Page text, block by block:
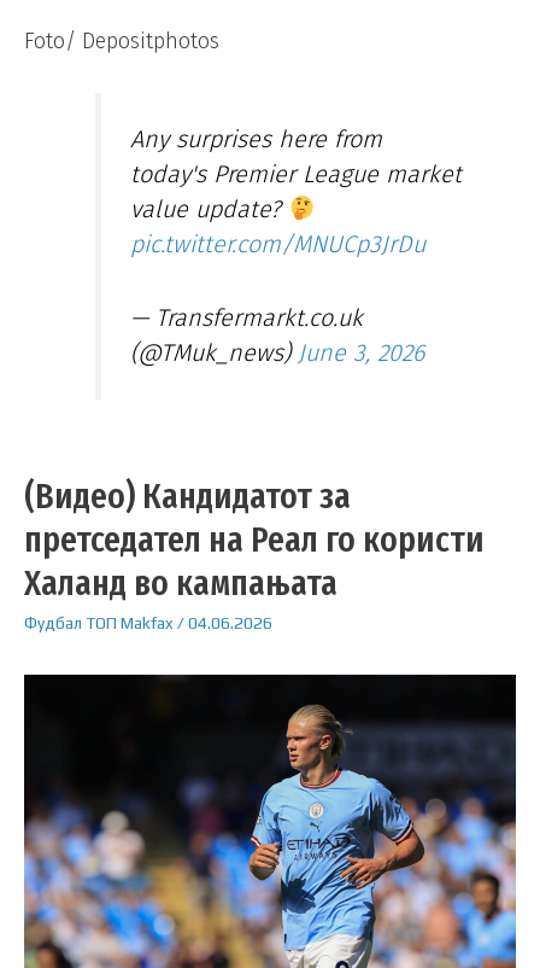
Foto/ Depositphotos
Any surprises here from
today's Premier League market
value update?
pic.twitter.com/MNUCp3JrDu
— Transfermarkt.co.uk
(@TMuk_news) June 3, 2026
(Видео) Кандидатот за
претседател на Реал го користи
Халанд во кампањата
Фудбал ТОП Makfax /04.06.2026